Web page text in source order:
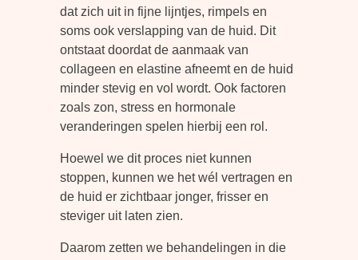
dat zich uit in fijne lijntjes, rimpels en
soms ook verslapping van de huid. Dit
ontstaat doordat de aanmaak van
collageen en elastine afneemt en de huid
minder stevig en vol wordt. Ook factoren
zoals zon, stress en hormonale
veranderingen spelen hierbij een rol.
Hoewel we dit proces niet kunnen
stoppen, kunnen we het wél vertragen en
de huid er zichtbaar jonger, frisser en
steviger uit laten zien.
Daarom zetten we behandelingen in die